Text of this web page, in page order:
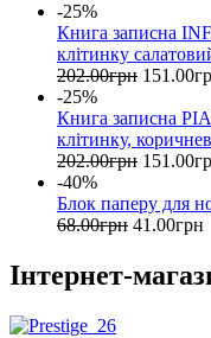
-25%
Книга записна
клітинку
202.00грн 151 .00
-25%
Книга записна
клітинку,
202.00грн 151 .00
-40%
Блок паперу для
68.00грн 41 .00грн
Інтернет-